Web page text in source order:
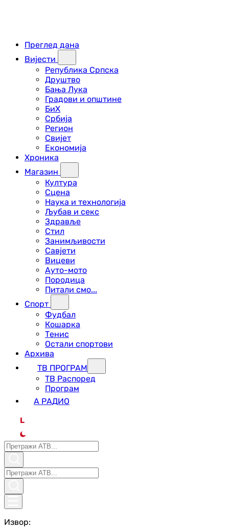
Преглед дана
Вијести
Република Српска
Друштво
Бања Лука
Градови и општине
БиХ
Србија
Регион
Свијет
Економија
Хроника
Магазин
Култура
Сцена
Наука и технологија
Љубав и секс
Здравље
Стил
Занимљивости
Савјети
Вицеви
Ауто-мото
Породица
Питали смо...
Спорт
Фудбал
Кошарка
Тенис
Остали спортови
Архива
ТВ ПРОГРАМ
ТВ Распоред
Програм
А РАДИО
L
Извор: